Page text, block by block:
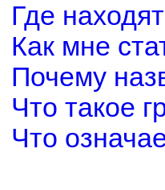
Где
Как мне
Почему
Что такое
Что